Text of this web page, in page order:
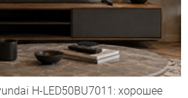
H-LED50BU7011: хорошее